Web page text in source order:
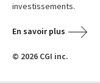
investissements.
En savoir plus
© 2026 CGI inc.